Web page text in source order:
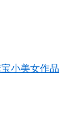
小美女作品